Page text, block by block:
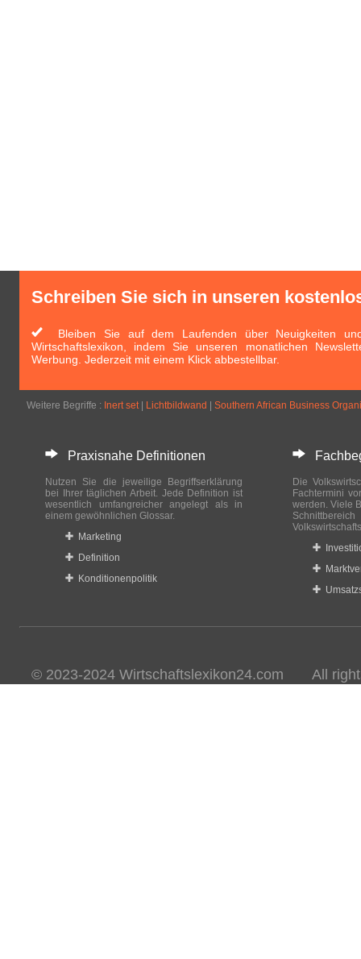
Schreiben Sie sich in unseren
Bleiben Sie auf dem Laufenden über Neuigkeiten
Wirtschaftslexikon, indem Sie unseren monatlichen
Werbung. Jederzeit mit einem Klick abbestellbar.
Weitere Begriffe : Inert set| Lichtbildwand Southern African Business
Praxisnahe Definitionen
Nutzen Sie die jeweilige Begriffserklärung
bei Ihrer täglichen Arbeit. Jede Definition ist
wesentlich umfangreicher angelegt als in
einem gewöhnlichen Glossar.
Marketing
Definition
Konditionenpolitik
Die
Fachtermini
werden. Viele
© 2023-2024 Wirtschaftslexikon24.com All